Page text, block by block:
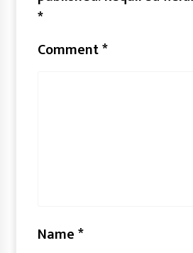
*
Comment*
Name*